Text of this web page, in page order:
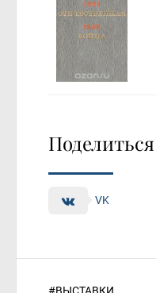
Поделиться
VK